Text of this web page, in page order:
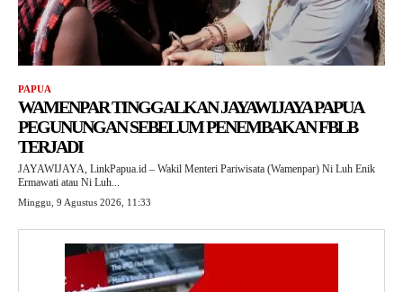
PAPUA
WAMENPAR TINGGALKAN JAYAWIJAYA PAPUA
PEGUNUNGAN SEBELUM PENEMBAKAN FBLB
TERJADI
JAYAWIJAYA, LinkPapua.id – Wakil Menteri Pariwisata (Wamenpar) Ni Luh Enik
Ermawati atau Ni Luh...
Minggu, 9 Agustus 2026, 11:33